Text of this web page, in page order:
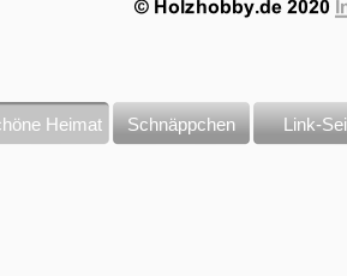
Heimat Schnäppchen Link-